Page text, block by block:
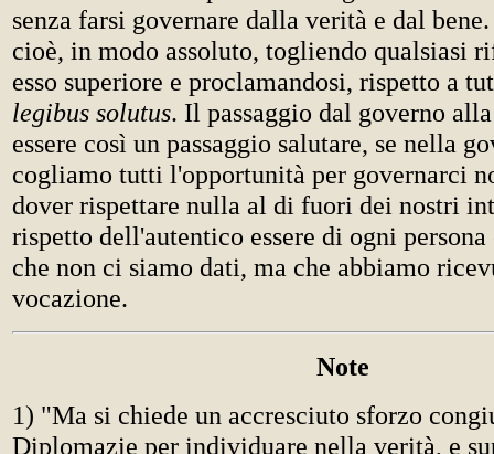
senza farsi governare dalla verità e dal
cioè, in modo assoluto, togliendo qualsiasi
esso superiore e proclamandosi, rispetto a
legibus solutus. Il passaggio dal governo
essere così un passaggio salutare, se nella
cogliamo tutti l'opportunità per governarci
dover rispettare nulla al di fuori dei nostri
rispetto dell'autentico essere di ogni
che non ci siamo dati, ma che abbiamo
vocazione.
Note
1) "Ma si chiede un accresciuto sforzo
Diplomazie per individuare nella verità, e